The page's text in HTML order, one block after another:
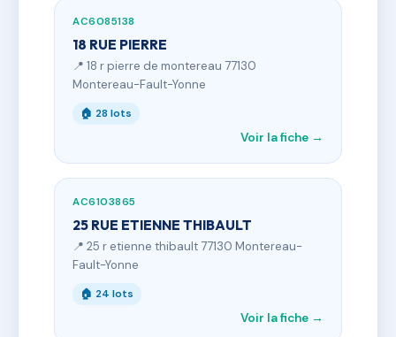
AC6085138
18 RUE PIERRE
📍 18 r pierre de montereau 77130
Montereau-Fault-Yonne
🏠 28 lots
Voir la fiche →
AC6103865
25 RUE ETIENNE THIBAULT
📍 25 r etienne thibault 77130 Montereau-
Fault-Yonne
🏠 24 lots
Voir la fiche →